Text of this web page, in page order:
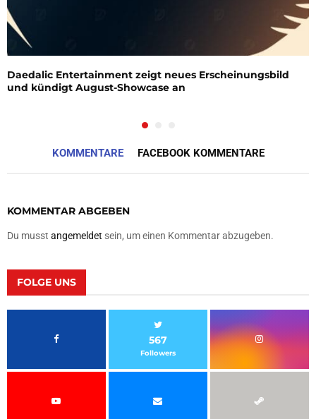
Daedalic Entertainment zeigt neues Erscheinungsbild
und kündigt August-Showcase an
KOMMENTARE FACEBOOK KOMMENTARE
KOMMENTAR ABGEBEN
Du musst angemeldet sein, um einen Kommentar abzugeben.
FOLGE UNS
567
Followers